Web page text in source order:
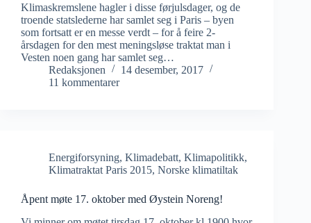
Klimaskremslene hagler i disse førjulsdager, og de
troende statslederne har samlet seg i Paris – byen
som fortsatt er en messe verdt – for å feire 2-
årsdagen for den mest meningsløse traktat man i
Vesten noen gang har samlet seg…
Redaksjonen
14 desember, 2017
11 kommentarer
Energiforsyning, Klimadebatt, Klimapolitikk,
Klimatraktat Paris 2015, Norske klimatiltak
Åpent møte 17. oktober med Øystein Noreng!